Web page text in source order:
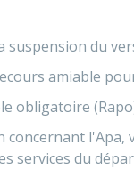
du
amiable
obligatoire
concernant l'Apa,
services du